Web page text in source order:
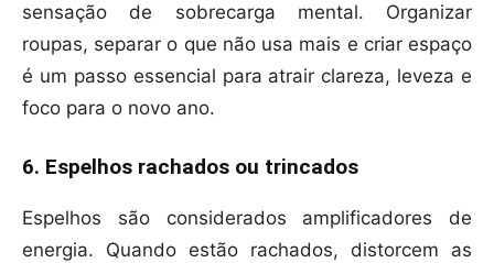
sensação de sobrecarga mental. Organizar
roupas, separar o que não usa mais e criar espaço
é um passo essencial para atrair clareza, leveza e
foco para o novo ano.
6. Espelhos rachados ou trincados
Espelhos são considerados amplificadores de
energia. Quando estão rachados, distorcem as